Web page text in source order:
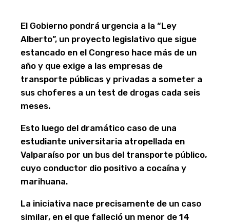
El Gobierno pondrá urgencia a la “Ley
Alberto”, un proyecto legislativo que sigue
estancado en el Congreso hace más de un
año y que exige a las empresas de
transporte públicas y privadas a someter a
sus choferes a un test de drogas cada seis
meses.
Esto luego del dramático caso de una
estudiante universitaria atropellada en
Valparaíso por un bus del transporte público,
cuyo conductor dio positivo a cocaína y
marihuana.
La iniciativa nace precisamente de un caso
similar, en el que falleció un menor de 14